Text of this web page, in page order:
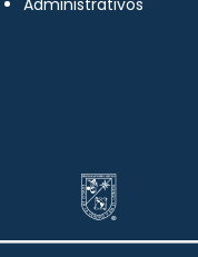
Administrativos